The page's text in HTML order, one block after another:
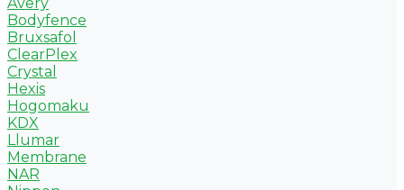
Avery
Bodyfence
Bruxsafol
ClearPlex
Crystal
Hexis
Hogomaku
KDX
Llumar
Membrane
NAR